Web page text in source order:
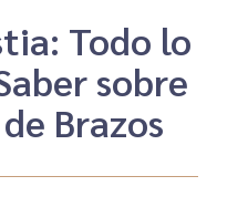
Todo lo
sobre
Brazos